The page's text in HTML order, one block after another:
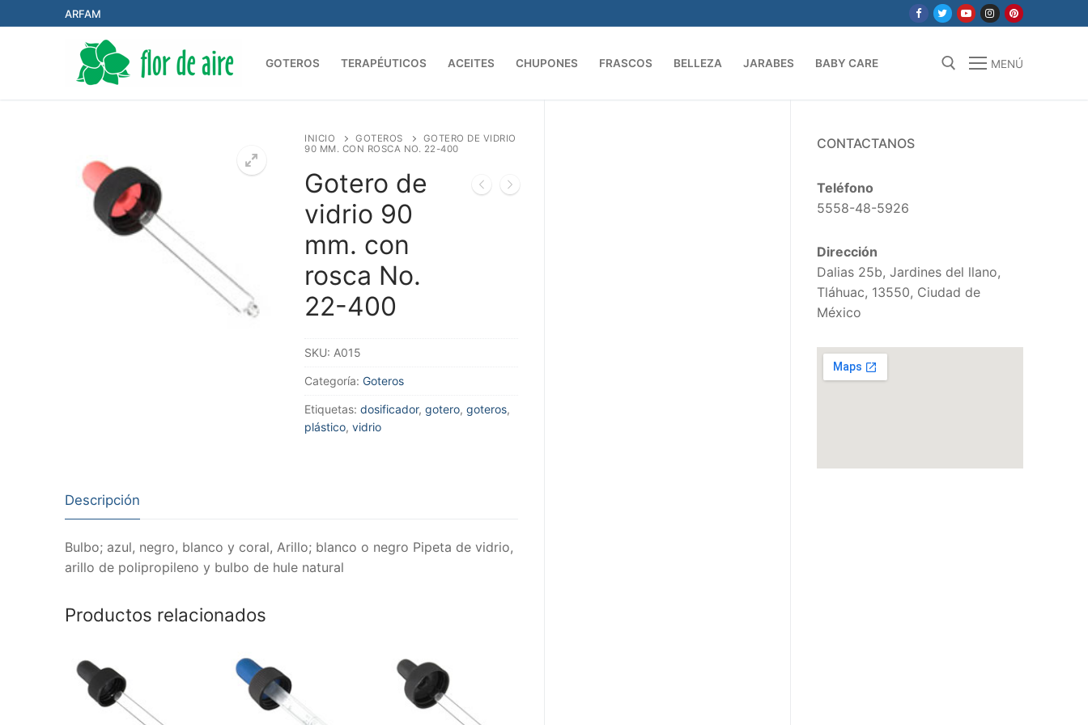
al
ARFAM
GOTEROS TERAPÉUTICOS ACEITES CHUPONES FRASCOS BELLEZA JARABES BABY CARE MENÚ
INICIO GOTEROS
GOTERO DE VIDRIO
90 MM. CON ROSCA NO. 22-400
Gotero de
vidrio 90
mm. con
rosca No.
22-400
SKU: A015
Categoría: Goteros
Etiquetas: dosificador, gotero, goteros,
plástico, vidrio
Descripción
Bulbo; azul, negro, blanco y coral, Arillo; blanco o negro Pipeta de vidrio,
arillo de polipropileno y bulbo de hule natural
Productos relacionados
CONTACTANOS
Teléfono
5558-48-5926
Dirección
Dalias 25b, Jardines del llano,
Tláhuac, 13550, Ciudad de
México